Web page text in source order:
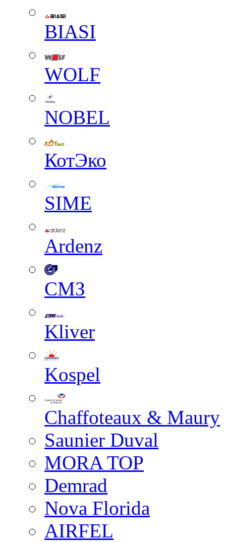
BIASI
WOLF
NOBEL
КотЭко
SIME
Ardenz
СМЗ
Kliver
Kospel
Chaffoteaux & Maury
Saunier Duval
MORA TOP
Demrad
Nova Florida
AIRFEL